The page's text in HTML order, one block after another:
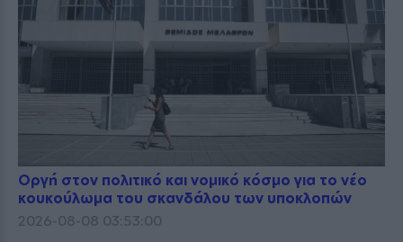
Οργή στον πολιτικό και νομικό κόσμο για το νέο
κουκούλωμα του σκανδάλου των υποκλοπών
2026-08-08 03:53:00